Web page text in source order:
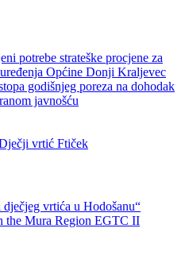
potrebe strateške procjene za
Općine Donji Kraljevec
godišnjeg poreza na dohodak
javnošću
vrtić Ftiček
vrtića u Hodošanu“
the Mura Region EGTC II